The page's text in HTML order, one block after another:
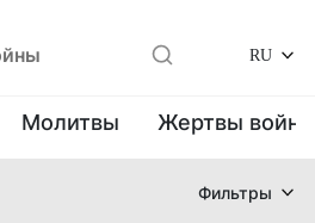
RU
Молитвы Жертвы
Фильтры